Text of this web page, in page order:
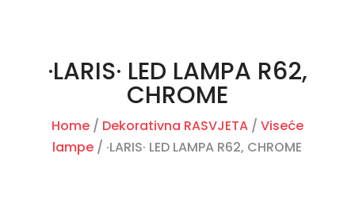
·LARIS· LED LAMPA R62,
CHROME
Home/ Dekorativna RASVJETA/ Viseće
lampe / ·LARIS· LED LAMPA R62, CHROME